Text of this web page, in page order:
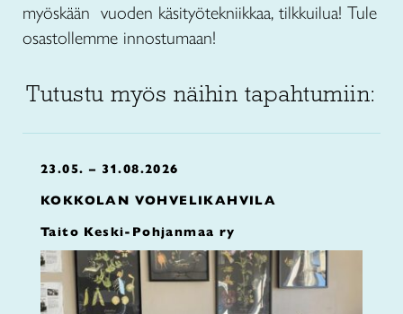
myöskään vuoden käsityötekniikkaa, tilkkuilua! Tule
osastollemme innostumaan!
Tutustu myös näihin tapahtumiin:
23.05. – 31.08.2026
KOKKOLAN VOHVELIKAHVILA
Taito Keski-Pohjanmaa ry